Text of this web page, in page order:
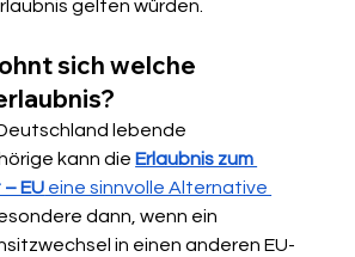
gelten würden.
sich welche
lebende
kann die Erlaubnis zum
EU eine sinnvolle Alternative
dann, wenn ein
in einen anderen EU-